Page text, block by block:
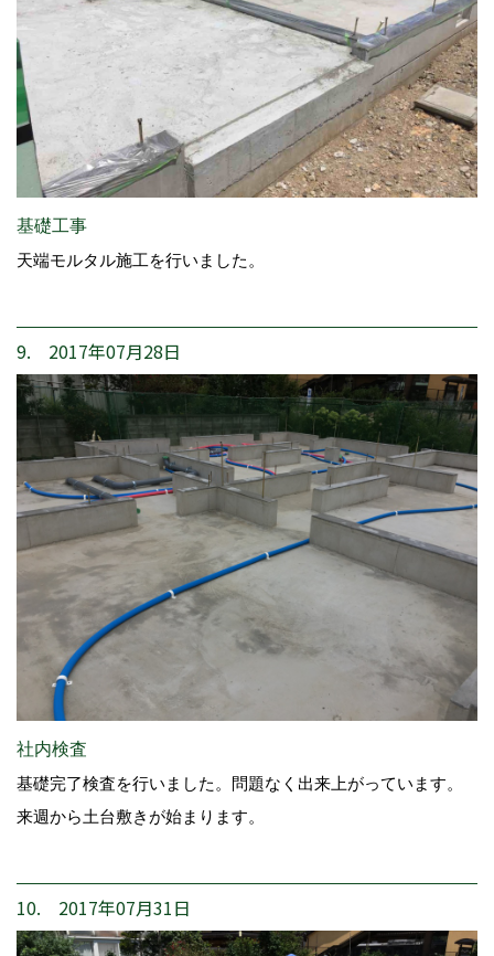
基礎工事
天端モルタル施工を行いました。
9. 2017年07月28日
社内検査
基礎完了検査を行いました。問題なく出来上がっています。
来週から土台敷きが始まります。
10. 2017年07月31日